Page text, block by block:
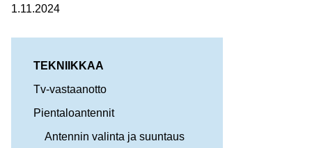
1.11.2024
TEKNIIKKAA
Tv-vastaanotto
Pientaloantennit
Antennin valinta ja suuntaus